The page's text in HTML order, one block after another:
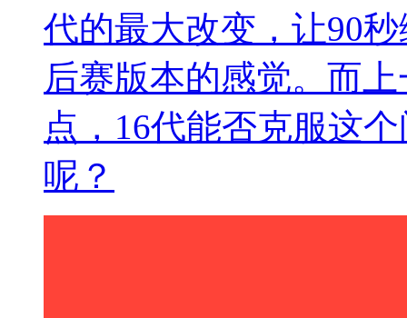
代的最大改变，让90
后赛版本的感觉。而
点，16代能否克服这
呢？